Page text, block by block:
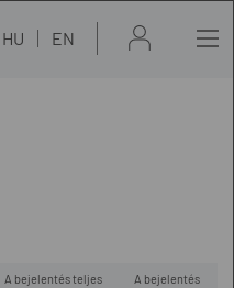
HU EN
A bejelentés teljes
A bejelentés